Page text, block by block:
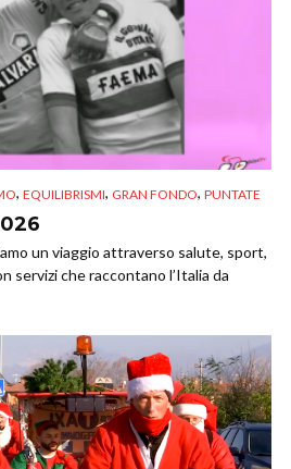
, EQUILIBRISMI, GRAN FONDO, PUNTATE
un viaggio attraverso salute, sport,
servizi che raccontano l’Italia da